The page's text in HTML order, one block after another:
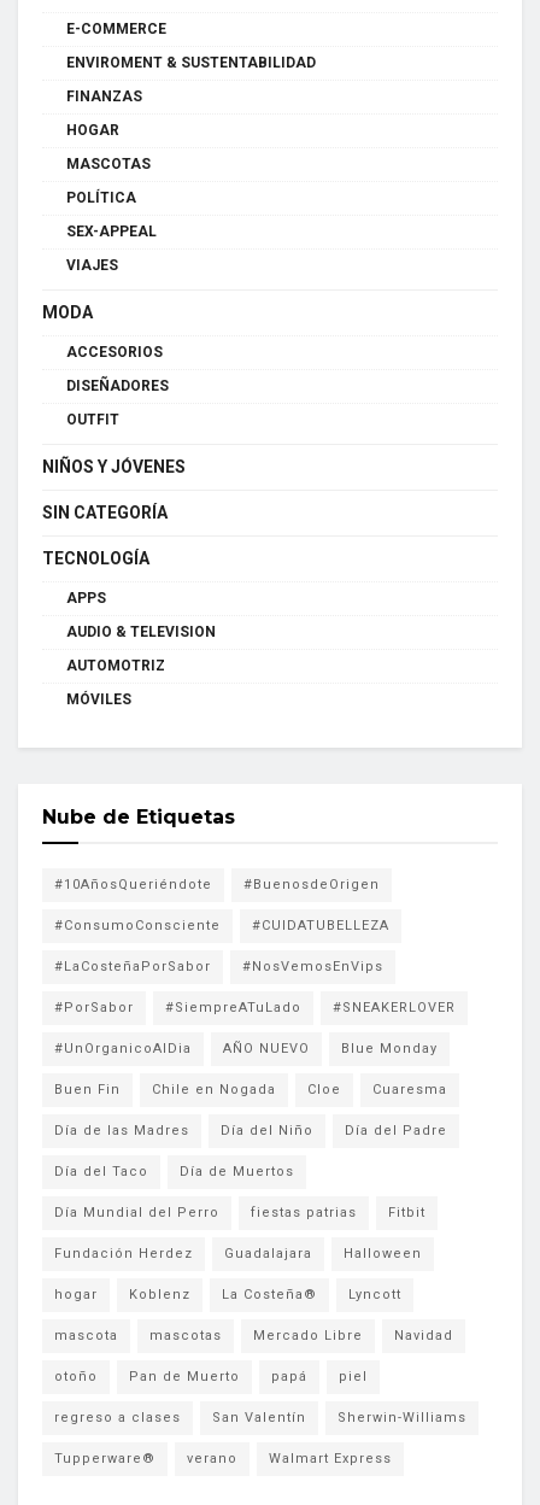
E-COMMERCE
ENVIROMENT & SUSTENTABILIDAD
FINANZAS
HOGAR
MASCOTAS
POLÍTICA
SEX-APPEAL
VIAJES
MODA
ACCESORIOS
DISEÑADORES
OUTFIT
NIÑOS Y JÓVENES
SIN CATEGORÍA
TECNOLOGÍA
APPS
AUDIO & TELEVISION
AUTOMOTRIZ
MÓVILES
Nube de Etiquetas
#10AñosQueriéndote #BuenosdeOrigen
#ConsumoConsciente #CUIDATUBELLEZA
#LaCosteñaPorSabor #NosVemosEnVips
#PorSabor #SiempreATuLado #SNEAKERLOVER
#UnOrganicoAlDia AÑO NUEVO Blue Monday
Buen Fin Chile en Nogada Cloe Cuaresma
Día de las Madres Día del Niño Día del Padre
Día del Taco Día de Muertos
Día Mundial del Perro fiestas patrias Fitbit
Fundación Herdez Guadalajara Halloween
hogar Koblenz La Costeña® Lyncott
mascota mascotas Mercado Libre Navidad
otoño Pan de Muerto papá piel
regreso a clases San Valentín Sherwin-Williams
Tupperware® verano Walmart Express